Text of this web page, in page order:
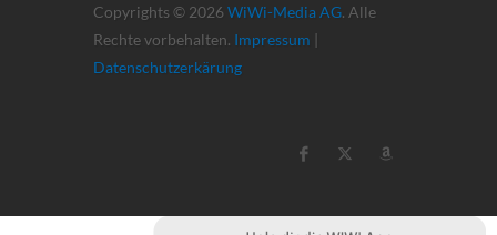
Copyrights © 2026 WiWi-Media AG. Alle
Rechte vorbehalten. Impressum |
Datenschutzerkärung